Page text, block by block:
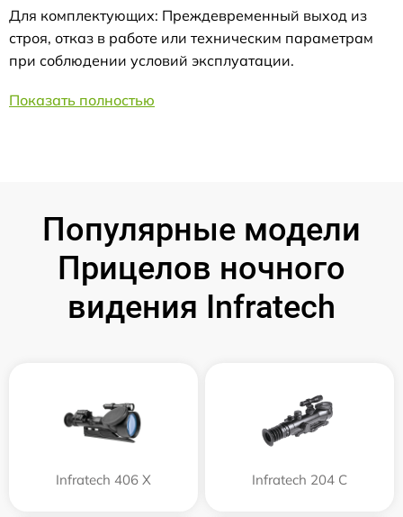
Для комплектующих: Преждевременный выход из
строя, отказ в работе или техническим параметрам
при соблюдении условий эксплуатации.
Показать полностью
Популярные модели
Прицелов ночного
видения Infratech
Infratech 406 Х Infratech 204 С